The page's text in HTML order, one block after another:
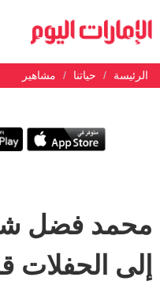
الرئيسة حياتنا مشاهير
محمد فضل
إلى الحفلات